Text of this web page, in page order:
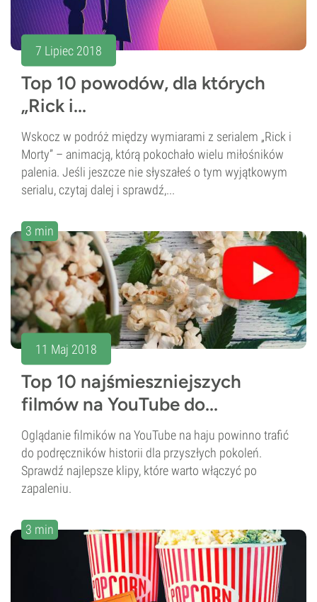
7 Lipiec 2018
Top 10 powodów, dla których
„Rick i...
Wskocz w podróż między wymiarami z serialem „Rick i
Morty” – animacją, którą pokochało wielu miłośników
palenia. Jeśli jeszcze nie słyszałeś o tym wyjątkowym
serialu, czytaj dalej i sprawdź,...
3 min
11 Maj 2018
Top 10 najśmieszniejszych
filmów na YouTube do...
Oglądanie filmików na YouTube na haju powinno trafić
do podręczników historii dla przyszłych pokoleń.
Sprawdź najlepsze klipy, które warto włączyć po
zapaleniu.
3 min